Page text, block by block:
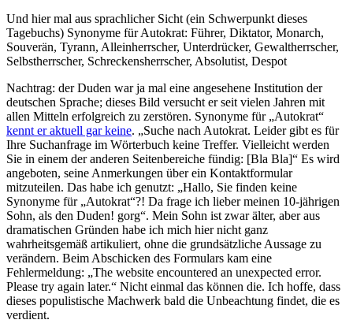
Und hier mal aus sprachlicher Sicht (ein Schwerpunkt dieses
Tagebuchs) Synonyme für Autokrat: Führer, Diktator, Monarch,
Souverän, Tyrann, Alleinherrscher, Unterdrücker, Gewaltherrscher,
Selbstherrscher, Schreckensherrscher, Absolutist, Despot
Nachtrag: der Duden war ja mal eine angesehene Institution der
deutschen Sprache; dieses Bild versucht er seit vielen Jahren mit
allen Mitteln erfolgreich zu zerstören. Synonyme für „Autokrat“
kennt er aktuell gar keine. „Suche nach Autokrat. Leider gibt es für
Ihre Suchanfrage im Wörterbuch keine Treffer. Vielleicht werden
Sie in einem der anderen Seitenbereiche fündig: [Bla Bla]“ Es wird
angeboten, seine Anmerkungen über ein Kontaktformular
mitzuteilen. Das habe ich genutzt: „Hallo, Sie finden keine
Synonyme für „Autokrat“?! Da frage ich lieber meinen 10-jährigen
Sohn, als den Duden! gorg“. Mein Sohn ist zwar älter, aber aus
dramatischen Gründen habe ich mich hier nicht ganz
wahrheitsgemäß artikuliert, ohne die grundsätzliche Aussage zu
verändern. Beim Abschicken des Formulars kam eine
Fehlermeldung: „The website encountered an unexpected error.
Please try again later.“ Nicht einmal das können die. Ich hoffe, dass
dieses populistische Machwerk bald die Unbeachtung findet, die es
verdient.